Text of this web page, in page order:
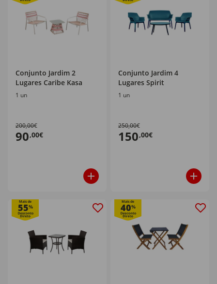
Conjunto Jardim 2
Lugares Caribe Kasa
1 un
200,00€
90,00€
Conjunto Jardim 4
Lugares Spirit
1 un
250,00€
150,00€
Mais de
55%
Mais de
40%